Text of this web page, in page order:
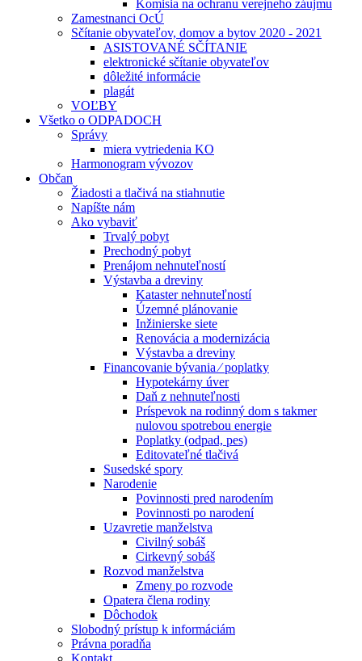
Komisia na ochranu verejneho záujmu
Zamestnanci OcÚ
Sčítanie obyvateľov, domov a bytov 2020 - 2021
ASISTOVANÉ SČÍTANIE
elektronické sčítanie obyvateľov
dôležité informácie
plagát
VOĽBY
Všetko o ODPADOCH
Správy
miera vytriedenia KO
Harmonogram vývozov
Občan
Žiadosti a tlačivá na stiahnutie
Napíšte nám
Ako vybaviť
Trvalý pobyt
Prechodný pobyt
Prenájom nehnuteľností
Výstavba a dreviny
Kataster nehnuteľností
Územné plánovanie
Inžinierske siete
Renovácia a modernizácia
Výstavba a dreviny
Financovanie bývania ⁄ poplatky
Hypotekárny úver
Daň z nehnuteľnosti
Príspevok na rodinný dom s takmer
nulovou spotrebou energie
Poplatky (odpad, pes)
Editovateľné tlačivá
Susedské spory
Narodenie
Povinnosti pred narodením
Povinnosti po narodení
Uzavretie manželstva
Civilný sobáš
Cirkevný sobáš
Rozvod manželstva
Zmeny po rozvode
Opatera člena rodiny
Dôchodok
Slobodný prístup k informáciám
Právna poradňa
Kontakt